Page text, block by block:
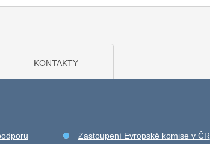
KONTAKTY
Zastoupení Evropské komise v ČR